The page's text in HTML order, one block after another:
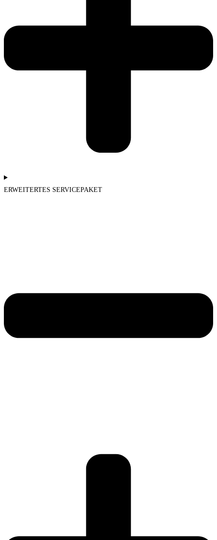
ERWEITERTES SERVICEPAKET